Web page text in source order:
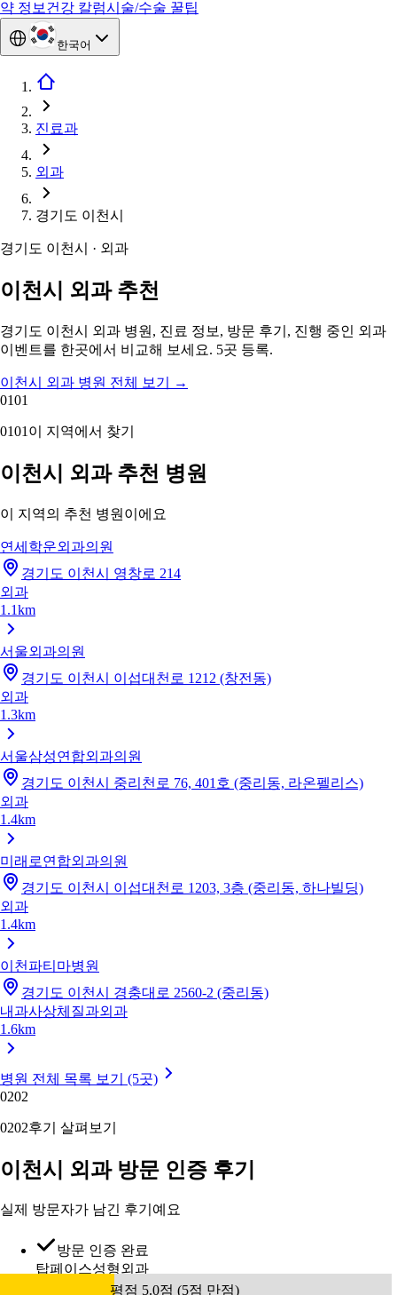
약 정보 건강 칼럼시술/수술 꿀팁
한국어
진료과
외과
경기도 이천시
경기도 이천시 · 외과
이천시 외과 추천
경기도 이천시 외과 병원, 진료 정보, 방문 후기, 진행 중인 외과
이벤트를 한곳에서 비교해 보세요. 5곳 등록.
이천시 외과 병원 전체 보기
→
0101
0101 이 지역에서 찾기
이천시 외과 추천 병원
이 지역의 추천 병원이에요
연세학운외과의원
경기도 이천시 영창로 214
외과
1.1km
서울외과의원
경기도 이천시 이섭대천로 1212 (창전동)
외과
1.3km
서울삼성연합외과의원
경기도 이천시 중리천로 76, 401호 (중리동, 라온펠리스)
외과
1.4km
미래로연합외과의원
경기도 이천시 이섭대천로 1203, 3층 (중리동, 하나빌딩)
외과
1.4km
이천파티마병원
경기도 이천시 경충대로 2560-2 (중리동)
내과사상체질과외과
1.6km
병원 전체 목록 보기 (5곳)
0202
0202후기 살펴보기
이천시 외과 방문 인증 후기
실제 방문자가 남긴 후기예요
방문 인증 완료
탑페이스성형외과
평점 5.0점 (5점 만점)